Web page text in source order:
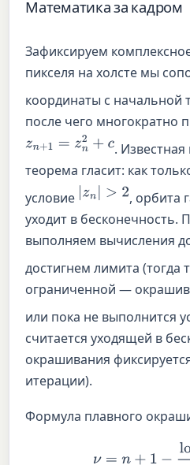
Математика за кадром
Зафиксируем
пикселя на холсте мы
координаты с начальной
после чего многократно
zn+1 =zn2+ c
.
теорема гласит: как
условие |zn |>2
, орбита
уходит в бесконечность.
выполняем вычисления
достигнем лимита (тогда
ограниченной —
или пока не выполнится
считается уходящей в
окрашивания
итерации).
Формула плавного
n+ 1 log log